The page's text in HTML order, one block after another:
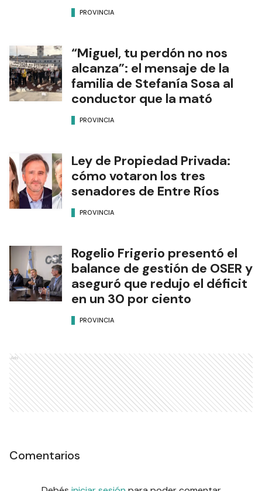
PROVINCIA
“Miguel, tu perdón no nos
alcanza”: el mensaje de la
familia de Stefanía Sosa al
conductor que la mató
PROVINCIA
Ley de Propiedad Privada:
cómo votaron los tres
senadores de Entre Ríos
PROVINCIA
Rogelio Frigerio presentó el
balance de gestión de OSER y
aseguró que redujo el déficit
en un 30 por ciento
PROVINCIA
Ads
Comentarios